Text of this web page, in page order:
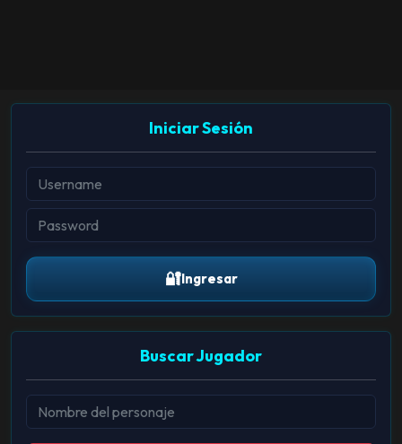
Iniciar Sesión
🔐Ingresar
Buscar Jugador